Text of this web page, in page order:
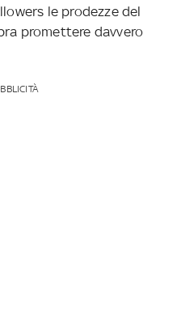
le prodezze del
promettere davvero